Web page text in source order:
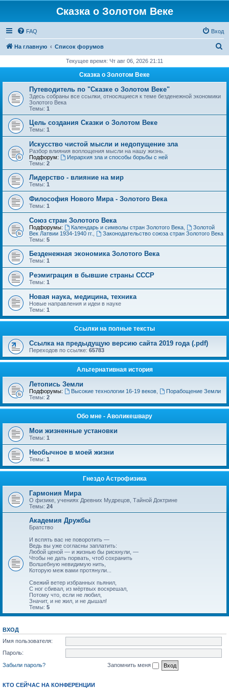
Сказка о Золотом Веке
FAQ Вход
На главную Список форумов
с
Текущее время: Чт авг 06, 2026 21:11
Сказка о Золотом Веке
Путеводитель по "Сказке о Золотом Веке"
Здесь собраны все ссылки, относящиеся к теме безденежной экономики
Золотого Века
Темы: 1
Цель создания Сказки о Золотом Веке
Темы: 1
Искусство чистой мысли и недопущение зла
Разбор влияния воплощения мысли на нашу жизнь.
Подфорум:
Иерархия зла и способы борьбы с ней
Темы: 2
Лидерство - влияние на мир
Темы: 1
Философия Нового Мира - Золотого Века
Темы: 1
Cоюз стран Золотого Века
Подфорумы: Календарь и символы стран Золотого Века,
Золотой
Век Латвии 1934-1940 гг.
Законодательство союза стран Золотого Века
Темы: 5
Безденежная экономика Золотого Века
Темы: 1
Реэмиграция в бывшие страны СССР
Темы: 1
Новая наука, медицина, техника
Новые направления и идеи в науке
Темы: 1
Ссылки на полные тексты
Ссылка на предыдущую версию сайта 2019 года (.pdf)
Переходов по ссылке: 65783
Альтернативная история
Летопись Земли
Подфорумы: Высокие технологии 16-19 веков,
Порабощение Земли
Темы: 2
Обо мне - Аволикешвару
Мои жизненные установки
Темы: 1
Необычное в моей жизни
Темы: 1
Гнездо Астрофизика
Гармония Мира
О физике, учениях Древних Мудрецов, Тайной Доктрине
Темы: 24
Академия Дружбы
Братство
И вспять вас не поворотить —
Ведь вы уже согласны заплатить:
Любой ценой — и жизнью бы рискнули, —
Чтобы не дать порвать, чтоб сохранить
Волшебную невидимую нить,
Которую меж вами протянули...
Свежий ветер избранных пьянил,
С ног сбивал, из мёртвых воскрешал,
Потому что, если не любил,
Значит, и не жил, и не дышал!
Темы: 5
ВХОД
Имя пользователя:
Пароль:
Забыли пароль?
Запомнить меня
КТО СЕЙЧАС НА КОНФЕРЕНЦИИ